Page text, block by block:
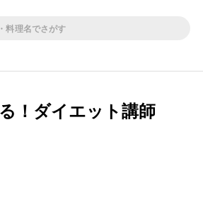
！ダイエット講師